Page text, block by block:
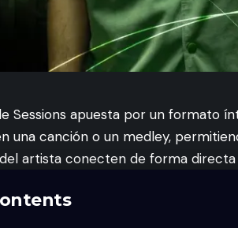
Sessions apuesta por un formato
una canción o un medley,
artista conecten de forma